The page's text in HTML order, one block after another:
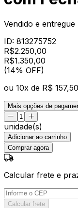
Vendido e
ID: 813275752
R$2.250,00
R$1.350,00
(14% OFF)
ou 10x de R$ 157,50
Mais opções de
unidade(s)
Adicionar ao carrinho
Comprar agora
Calcular frete e
Calcular frete